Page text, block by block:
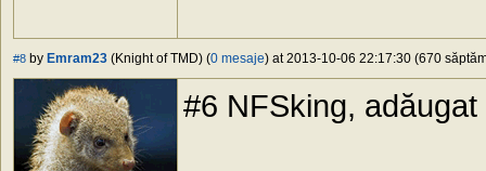
#8 by Emram23 (Knight of TMD) (0 mesaje) at 2013-10-06 22:17:30 (670
#6 NFSking, adăugat